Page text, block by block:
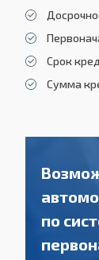
Срок
Сумма
по